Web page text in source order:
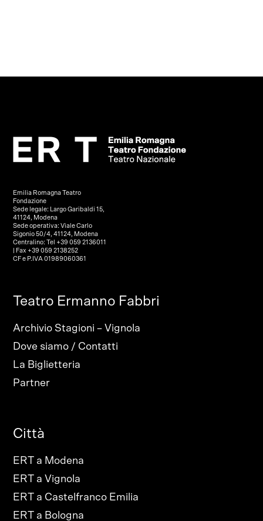
Emilia Romagna Teatro
Fondazione
Sede legale: Largo Garibaldi 15,
41124, Modena
Sede operativa: Viale Carlo
Sigonio 50/4, 41124, Modena
Centralino: Tel +39 059 2136011
| Fax +39 059 2138252
CF e P.IVA 01989060361
Teatro Ermanno Fabbri
Archivio Stagioni – Vignola
Dove siamo / Contatti
La Biglietteria
Partner
Città
ERT a Modena
ERT a Vignola
ERT a Castelfranco Emilia
ERT a Bologna